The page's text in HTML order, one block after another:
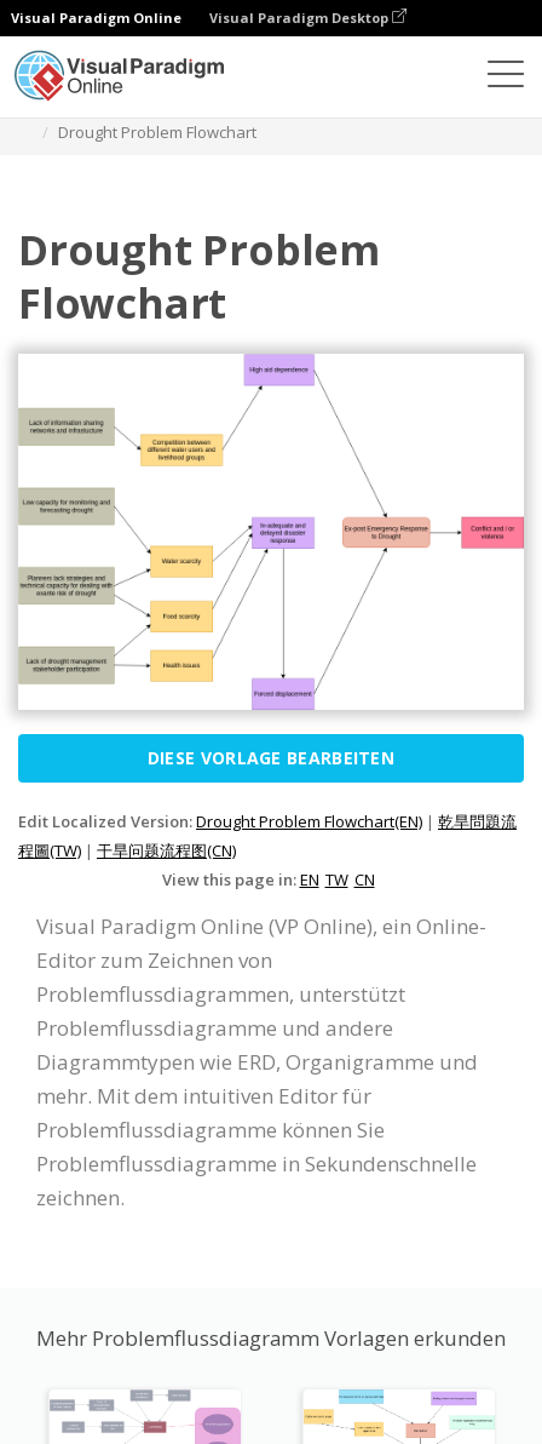
Visual Paradigm Online Visual Paradigm Desktop
Drought Problem Flowchart
Drought Problem
Flowchart
DIESE VORLAGE BEARBEITEN
Edit Localized Version:Drought Problem Flowchart(EN) | 乾旱問題流
程圖(TW) | 干旱问题流程图(CN)
View this page in:EN TW CN
Visual Paradigm Online (VP Online), ein Online-
Editor zum Zeichnen von
Problemflussdiagrammen, unterstützt
Problemflussdiagramme und andere
Diagrammtypen wie ERD, Organigramme und
mehr. Mit dem intuitiven Editor für
Problemflussdiagramme können Sie
Problemflussdiagramme in Sekundenschnelle
zeichnen.
Mehr Problemflussdiagramm Vorlagen erkunden